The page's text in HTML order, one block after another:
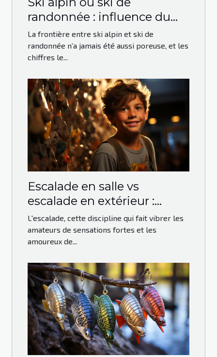
randonnée : influence du
mode d’acquisition sur la
pratique
La frontière entre ski alpin et ski de
randonnée n’a jamais été aussi poreuse, et les
chiffres le...
Escalade en salle vs
escalade en extérieur :
avantages et défis
L'escalade, cette discipline qui fait vibrer les
amateurs de sensations fortes et les
amoureux de...